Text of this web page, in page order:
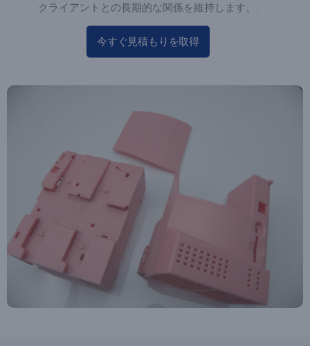
クライアントとの長期的な関係を維持します。.
今すぐ見積もりを取得